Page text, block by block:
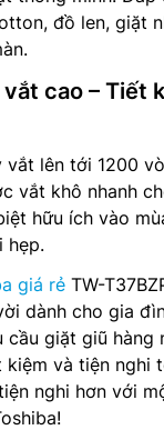
đồ len, giặt
cao – Tiết
lên tới 1200
vắt khô nhanh
hữu ích vào
hẹp.
giá rẻ TW-
dành cho gia
cầu giặt giũ hàng
kiệm và tiện nghi
nghi hơn với